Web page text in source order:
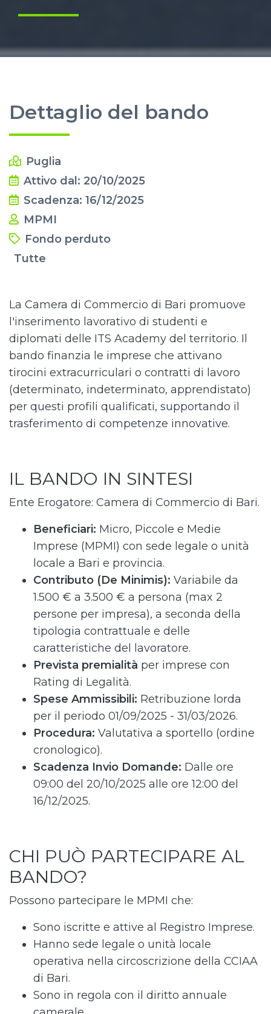
Dettaglio del bando
Puglia
Attivo dal: 20/10/2025
Scadenza: 16/12/2025
MPMI
Fondo perduto
Tutte
La Camera di Commercio di Bari promuove
l'inserimento lavorativo di studenti e
diplomati delle ITS Academy del territorio. Il
bando finanzia le imprese che attivano
tirocini extracurriculari o contratti di lavoro
(determinato, indeterminato, apprendistato)
per questi profili qualificati, supportando il
trasferimento di competenze innovative.
IL BANDO IN SINTESI
Ente Erogatore: Camera di Commercio di Bari.
Beneficiari: Micro, Piccole e Medie
Imprese (MPMI) con sede legale o unità
locale a Bari e provincia.
Contributo (De Minimis): Variabile da
1.500 € a 3.500 € a persona (max 2
persone per impresa), a seconda della
tipologia contrattuale e delle
caratteristiche del lavoratore.
Prevista premialità per imprese con
Rating di Legalità.
Spese Ammissibili: Retribuzione lorda
per il periodo 01/09/2025 - 31/03/2026.
Procedura: Valutativa a sportello (ordine
cronologico).
Scadenza Invio Domande: Dalle ore
09:00 del 20/10/2025 alle ore 12:00 del
16/12/2025.
CHI PUÒ PARTECIPARE AL
BANDO?
Possono partecipare le MPMI che:
Sono iscritte e attive al Registro Imprese.
Hanno sede legale o unità locale
operativa nella circoscrizione della CCIAA
di Bari.
Sono in regola con il diritto annuale